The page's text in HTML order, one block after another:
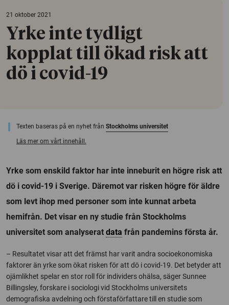
21 oktober 2021
Yrke inte tydligt
kopplat till ökad risk att
dö i covid-19
Texten baseras på en nyhet från Stockholms universitet
Läs mer om vårt innehåll.
Yrke som enskild faktor har inte inneburit en högre risk att
dö i covid-19 i Sverige. Däremot var risken högre för äldre
som levt ihop med personer som inte kunnat arbeta
hemifrån. Det visar en ny studie från Stockholms
universitet som analyserat data från pandemins första år.
– Resultatet visar att det främst har varit andra socioekonomiska
faktorer än yrke som ökat risken för att dö i covid-19. Det betyder att
ojämlikhet spelar en stor roll för individers ohälsa, säger Sunnee
Billingsley, forskare i sociologi vid Stockholms universitets
demografiska avdelning och förstaförfattare till en studie som